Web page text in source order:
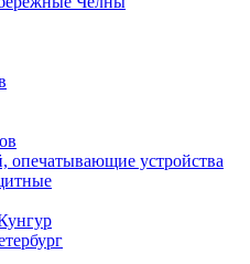
опечатывающие устройства